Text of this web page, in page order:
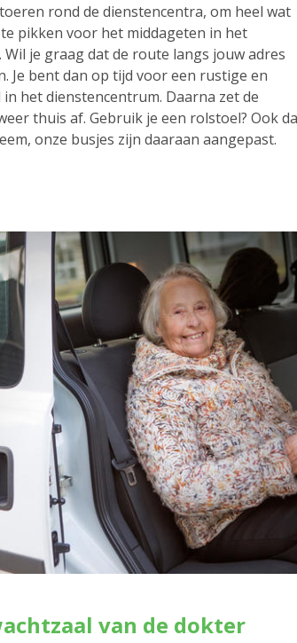
rond de dienstencentra, om heel wat
pikken voor het middageten in het
je graag dat de route langs jouw adres
Je bent dan op tijd voor een rustige en
het dienstencentrum. Daarna zet de
thuis af. Gebruik je een rolstoel? Ook
onze busjes zijn daaraan aangepast.
van de dokter